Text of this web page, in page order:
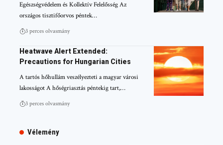
Egészségvédelem és Kollektív Felelősség Az
országos tisztifőorvos péntek…
3 perces olvasmány
Heatwave Alert Extended:
Precautions for Hungarian Cities
A tartós hőhullám veszélyezteti a magyar városi
lakosságot A hőségriasztás péntekig tart,…
3 perces olvasmány
Vélemény